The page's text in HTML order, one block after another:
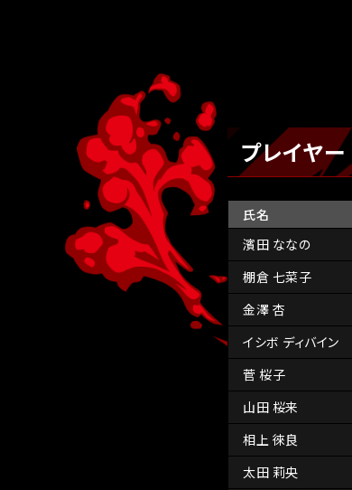
プレイヤー
氏名
濱田 ななの
棚倉 七菜子
金澤 杏
イシボ ディバイン
菅 桜子
山田 桜来
相上 徠良
太田 莉央